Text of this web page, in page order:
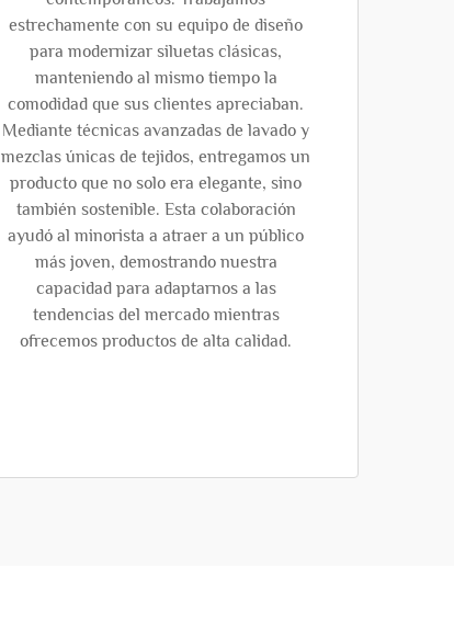
estrechamente con su equipo de diseño
para modernizar siluetas clásicas,
manteniendo al mismo tiempo la
comodidad que sus clientes apreciaban.
Mediante técnicas avanzadas de lavado y
mezclas únicas de tejidos, entregamos un
producto que no solo era elegante, sino
también sostenible. Esta colaboración
ayudó al minorista a atraer a un público
más joven, demostrando nuestra
capacidad para adaptarnos a las
tendencias del mercado mientras
ofrecemos productos de alta calidad.